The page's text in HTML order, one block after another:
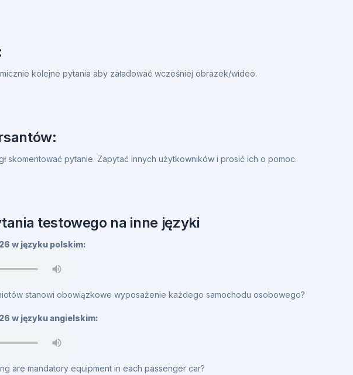
kolejne pytania aby załadować wcześniej obrazek/wideo.
skomentować pytanie. Zapytać innych użytkowników i prosić ich o pomoc.
testowego na inne języki
w języku polskim:
stanowi obowiązkowe wyposażenie każdego samochodu osobowego?
w języku angielskim:
are mandatory equipment in each passenger car?